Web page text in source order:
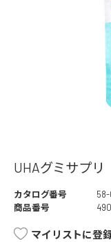
UHAグミサプ
カタログ番号
商品番号
マイリストに登